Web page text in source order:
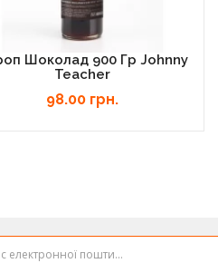
Шоколад 900 Гр Johnny
Teacher
98.00 грн.